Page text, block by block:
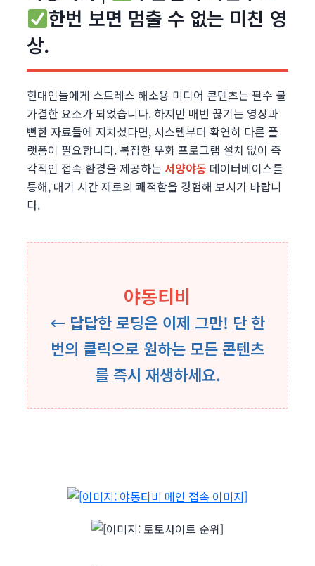
한번 보면 멈출 수 없는 미친 영
상.
현대인들에게 스트레스 해소용 미디어 콘텐츠는 필수 불
가결한 요소가 되었습니다. 하지만 매번 끊기는 영상과
뻔한 자료들에 지치셨다면, 시스템부터 확연히 다른 플
랫폼이 필요합니다. 복잡한 우회 프로그램 설치 없이 즉
각적인 접속 환경을 제공하는 서양야동 데이터베이스를
통해, 대기 시간 제로의 쾌적함을 경험해 보시기 바랍니
다.
야동티비
← 답답한 로딩은 이제 그만! 단 한
번의 클릭으로 원하는 모든 콘텐츠
를 즉시 재생하세요.